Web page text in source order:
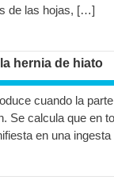
de las hojas, […]
hernia de hiato
cuando la
Se calcula que en
en una